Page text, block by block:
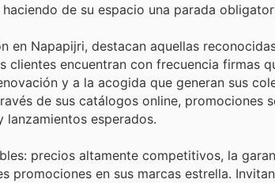
de su espacio una parada
en Napapijri, destacan aquellas
encuentran con frecuencia firmas
y a la acogida que generan sus
de sus catálogos online, promociones
esperados.
precios altamente competitivos, la
en sus marcas estrella.